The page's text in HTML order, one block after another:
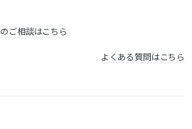
ご相談はこちら
よくある質問はこちら